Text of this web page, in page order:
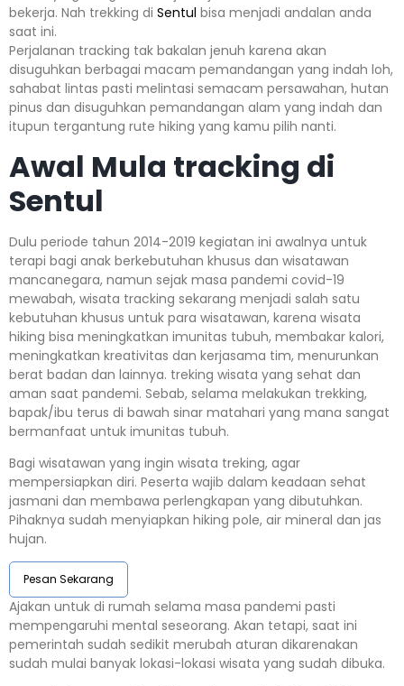
bekerja. Nah trekking di Sentul bisa menjadi andalan anda
saat ini.
Perjalanan tracking tak bakalan jenuh karena akan
disuguhkan berbagai macam pemandangan yang indah loh,
sahabat lintas pasti melintasi semacam persawahan, hutan
pinus dan disuguhkan pemandangan alam yang indah dan
itupun tergantung rute hiking yang kamu pilih nanti.
Awal Mula tracking di
Sentul
Dulu periode tahun 2014-2019 kegiatan ini awalnya untuk
terapi bagi anak berkebutuhan khusus dan wisatawan
mancanegara, namun sejak masa pandemi covid-19
mewabah, wisata tracking sekarang menjadi salah satu
kebutuhan khusus untuk para wisatawan, karena wisata
hiking bisa meningkatkan imunitas tubuh, membakar kalori,
meningkatkan kreativitas dan kerjasama tim, menurunkan
berat badan dan lainnya. treking wisata yang sehat dan
aman saat pandemi. Sebab, selama melakukan trekking,
bapak/ibu terus di bawah sinar matahari yang mana sangat
bermanfaat untuk imunitas tubuh.
Bagi wisatawan yang ingin wisata treking, agar
mempersiapkan diri. Peserta wajib dalam keadaan sehat
jasmani dan membawa perlengkapan yang dibutuhkan.
Pihaknya sudah menyiapkan hiking pole, air mineral dan jas
hujan.
Pesan Sekarang
Ajakan untuk di rumah selama masa pandemi pasti
mempengaruhi mental seseorang. Akan tetapi, saat ini
pemerintah sudah sedikit merubah aturan dikarenakan
sudah mulai banyak lokasi-lokasi wisata yang sudah dibuka.